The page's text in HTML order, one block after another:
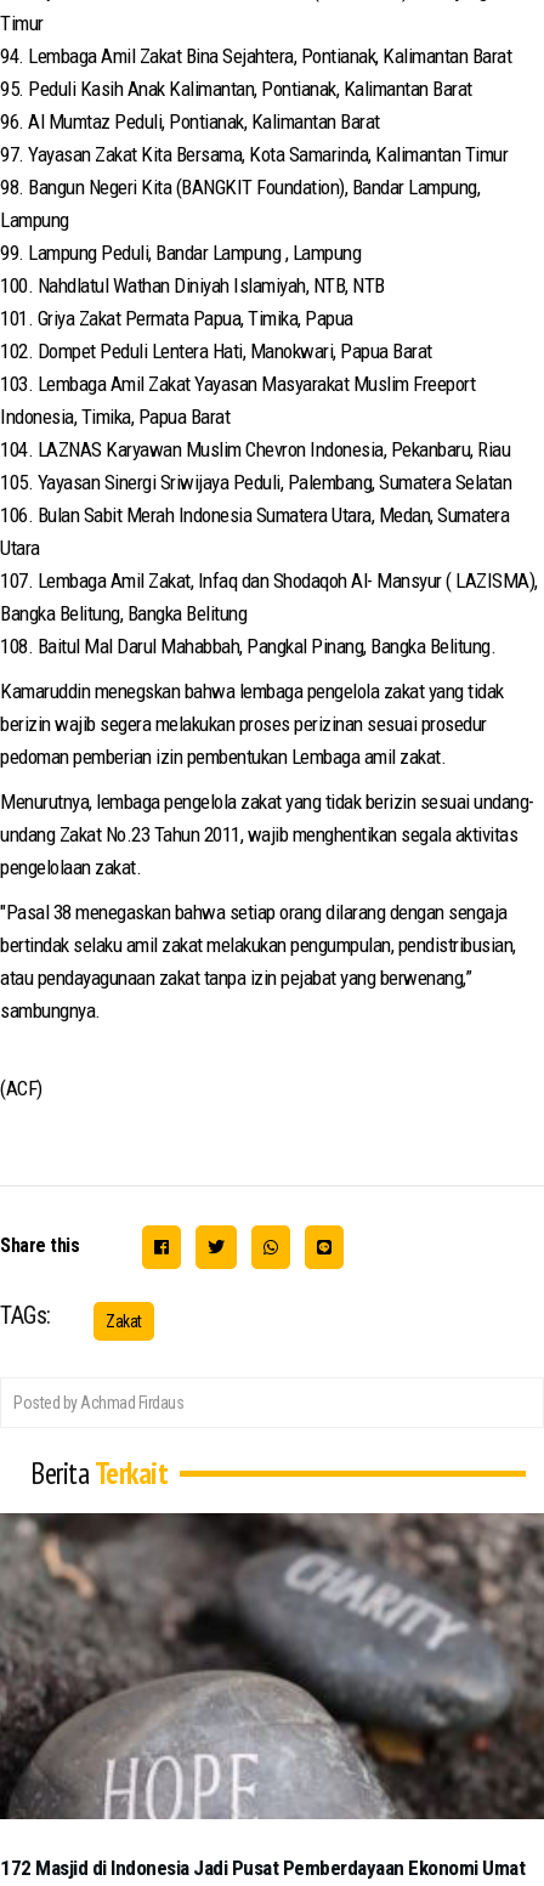
Timur
94. Lembaga Amil Zakat Bina Sejahtera, Pontianak, Kalimantan Barat
95. Peduli Kasih Anak Kalimantan, Pontianak, Kalimantan Barat
96. Al Mumtaz Peduli, Pontianak, Kalimantan Barat
97. Yayasan Zakat Kita Bersama, Kota Samarinda, Kalimantan Timur
98. Bangun Negeri Kita (BANGKIT Foundation), Bandar Lampung,
Lampung
99. Lampung Peduli, Bandar Lampung , Lampung
100. Nahdlatul Wathan Diniyah Islamiyah, NTB, NTB
101. Griya Zakat Permata Papua, Timika, Papua
102. Dompet Peduli Lentera Hati, Manokwari, Papua Barat
103. Lembaga Amil Zakat Yayasan Masyarakat Muslim Freeport
Indonesia, Timika, Papua Barat
104. LAZNAS Karyawan Muslim Chevron Indonesia, Pekanbaru, Riau
105. Yayasan Sinergi Sriwijaya Peduli, Palembang, Sumatera Selatan
106. Bulan Sabit Merah Indonesia Sumatera Utara, Medan, Sumatera
Utara
107. Lembaga Amil Zakat, Infaq dan Shodaqoh Al- Mansyur ( LAZISMA),
Bangka Belitung, Bangka Belitung
108. Baitul Mal Darul Mahabbah, Pangkal Pinang, Bangka Belitung.
Kamaruddin menegskan bahwa lembaga pengelola zakat yang tidak
berizin wajib segera melakukan proses perizinan sesuai prosedur
pedoman pemberian izin pembentukan Lembaga amil zakat.
Menurutnya, lembaga pengelola zakat yang tidak berizin sesuai undang-
undang Zakat No.23 Tahun 2011, wajib menghentikan segala aktivitas
pengelolaan zakat.
"Pasal 38 menegaskan bahwa setiap orang dilarang dengan sengaja
bertindak selaku amil zakat melakukan pengumpulan, pendistribusian,
atau pendayagunaan zakat tanpa izin pejabat yang berwenang,”
sambungnya.
(ACF)
Share this
TAGs: Zakat
Posted by Achmad Firdaus
BeritaTerkait
172 Masjid di Indonesia Jadi Pusat Pemberdayaan Ekonomi Umat